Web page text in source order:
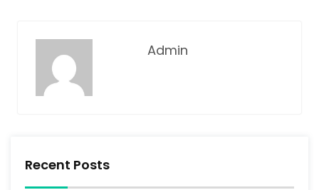
Admin
Recent Posts